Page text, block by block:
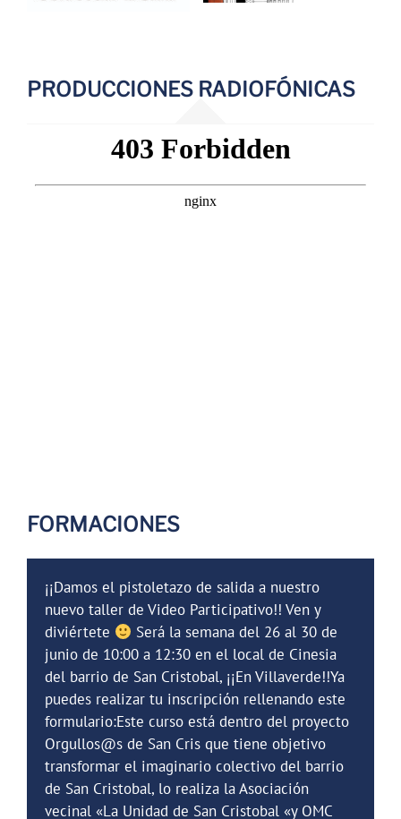
PRODUCCIONES RADIOFÓNICAS
FORMACIONES
¡¡Damos el pistoletazo de salida a nuestro
nuevo taller de Video Participativo!! Ven y
diviértete
Será la semana del 26 al 30 de
junio de 10:00 a 12:30 en el local de Cinesia
del barrio de San Cristobal, ¡¡En Villaverde!!Ya
puedes realizar tu inscripción rellenando este
formulario:Este curso está dentro del proyecto
Orgullos@s de San Cris que tiene objetivo
transformar el imaginario colectivo del barrio
de San Cristobal, lo realiza la Asociación
vecinal «La Unidad de San Cristobal «y OMC